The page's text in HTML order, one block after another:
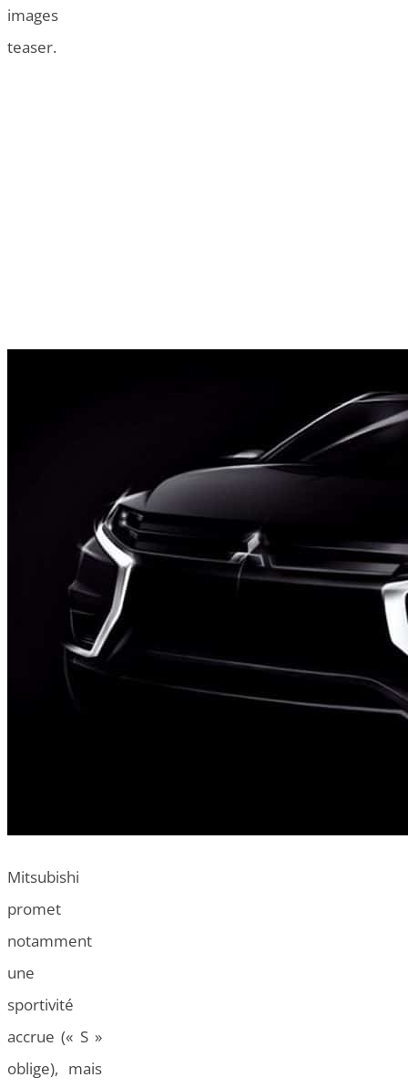
images
teaser.
Mitsubishi
promet
notamment
une
sportivité
accrue (« S »
oblige), mais